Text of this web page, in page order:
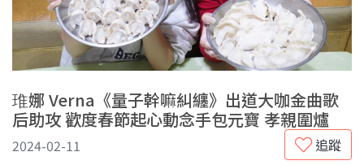
琟娜 Verna《量子幹嘛糾纏》出道大咖金曲歌
后助攻 歡度春節起心動念手包元寶 孝親圍爐
追蹤
2024-02-11